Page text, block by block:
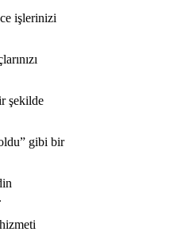
işlerinizi
şekilde
gibi bir